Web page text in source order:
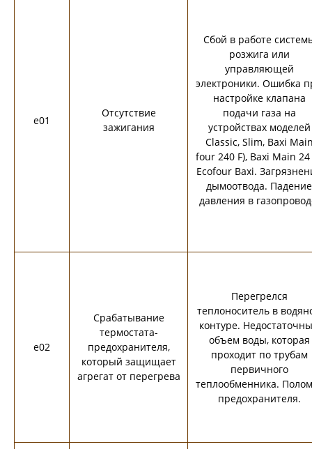
e01
Отсутствие
зажигания
Сбой в работе
розжига или
управляющей
электроники. Ошибка
настройке клапана
подачи газа на
устройствах моделей
Classic, Slim, Baxi
four 240 F), Baxi Main 24
Ecofour Baxi.
дымоотвода. Падение
давления в
e02
Срабатывание
термостата-
предохранителя,
который защищает
агрегат от перегрева
Перегрелся
теплоноситель в
контуре.
объем воды, которая
проходит по трубам
первичного
теплообменника.
предохранителя.